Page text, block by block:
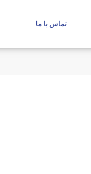
تماس با ما